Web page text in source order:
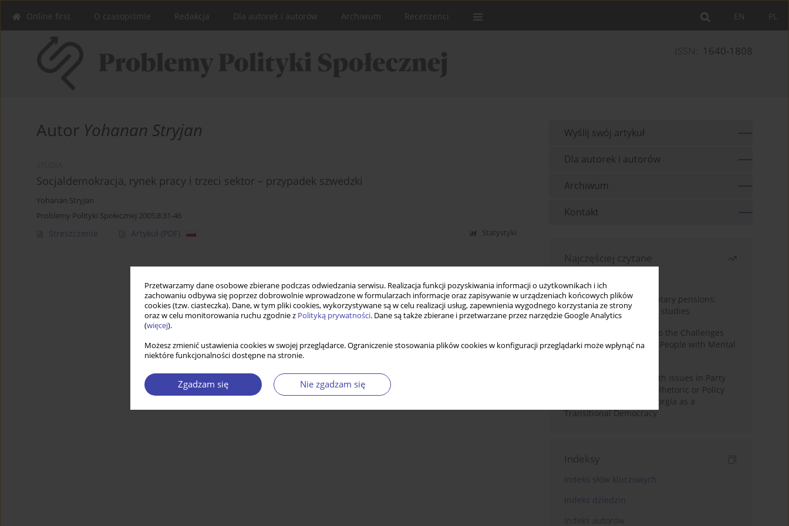
Przetwarzamy dane osobowe zbierane podczas odwiedzania serwisu. Realizacja funkcji pozyskiwania informacji o użytkownikach i ich
zachowaniu odbywa się poprzez dobrowolnie wprowadzone w formularzach informacje oraz zapisywanie w urządzeniach końcowych plików
cookies (tzw. ciasteczka). Dane, w tym pliki cookies, wykorzystywane są w celu realizacji usług, zapewnienia wygodnego korzystania ze strony
oraz w celu monitorowania ruchu zgodnie z Polityką prywatności. Dane są także zbierane i przetwarzane przez narzędzie Google Analytics
(więcej).
Możesz zmienić ustawienia cookies w swojej przeglądarce. Ograniczenie stosowania plików cookies w konfiguracji przeglądarki może wpłynąć na
niektóre funkcjonalności dostępne na stronie.
Zgadzam się Nie zgadzam się
PL
EN
Online first O czasopiśmie Redakcja Dla autorek i autorów Archiwum Recenzenci
1640-1808
Autor Yohanan Stryjan
Socjaldemokracja, rynek pracy i trzeci sektor – przypadek szwedzki
Yohanan Stryjan
Problemy Polityki Społecznej 2005;8:31-46
Streszczenie Artykuł (PDF) Statystyki
Wyślij swój artykuł
Dla autorek i autorów
Archiwum
Kontakt
Najczęściej czytane
Auto-enrolment in voluntary pensions:
Comparative OECD case studies
Bibliometric Insights into the Challenges
and Needs of Homeless People with Mental
The Politicisation of Youth Issues in Party
Programmes: Symbolic Rhetoric or Policy
Priority? The Case of Georgia as a
Transitional Democracy
Indeksy
Indeks słów kluczowych
Indeks dziedzin
Indeks autorów